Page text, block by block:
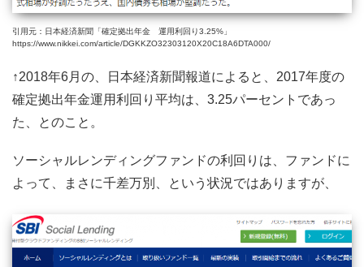
引用元：日本経済新聞「確定拠出年金 運用利回り3.25%」
https://www.nikkei.com/article/DGKKZO32303120X20C18A6DTA000/
↑2018年6月の、日本経済新聞報道によると、2017年度の
確定拠出年金運用利回り平均は、3.25パーセントであっ
た、とのこと。
ソーシャルレンディングファンドの利回りは、ファンドに
よって、まさに千差万別、という状況ではありますが、